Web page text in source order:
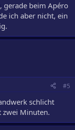
gerade beim Apéro
ich aber nicht, ein
#5
schlicht
zwei Minuten.